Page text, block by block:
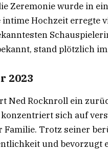
Zeremonie wurde in
intime Hochzeit erregte
stand plötzlich
2023
Ned Rocknroll ein
sich auf
Familie. Trotz seiner
und bevorzugt